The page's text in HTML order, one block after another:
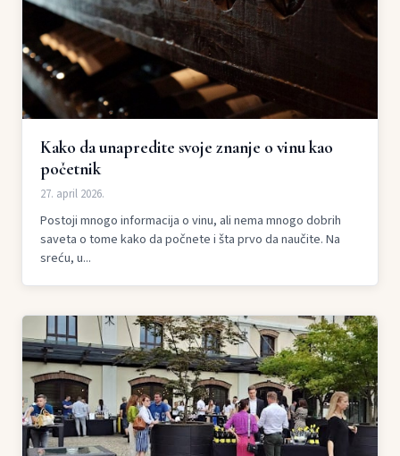
Kako da unapredite svoje znanje o vinu kao
početnik
27. april 2026.
Postoji mnogo informacija o vinu, ali nema mnogo dobrih
saveta o tome kako da počnete i šta prvo da naučite. Na
sreću, u...